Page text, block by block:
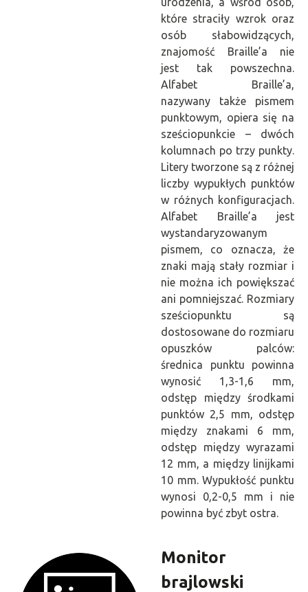
które straciły wzrok oraz
osób słabowidzących,
znajomość Braille’a nie
jest tak powszechna.
Alfabet Braille’a,
nazywany także pismem
punktowym, opiera się na
sześciopunkcie – dwóch
kolumnach po trzy punkty.
Litery tworzone są z różnej
liczby wypukłych punktów
w różnych konfiguracjach.
Alfabet Braille’a jest
wystandaryzowanym
pismem, co oznacza, że
znaki mają stały rozmiar i
nie można ich powiększać
ani pomniejszać. Rozmiary
sześciopunktu są
dostosowane do rozmiaru
opuszków palców:
średnica punktu powinna
wynosić 1,3-1,6 mm,
odstęp między środkami
punktów 2,5 mm, odstęp
między znakami 6 mm,
odstęp między wyrazami
12 mm, a między linijkami
10 mm. Wypukłość punktu
wynosi 0,2-0,5 mm i nie
powinna być zbyt ostra.
Monitor
brajlowski